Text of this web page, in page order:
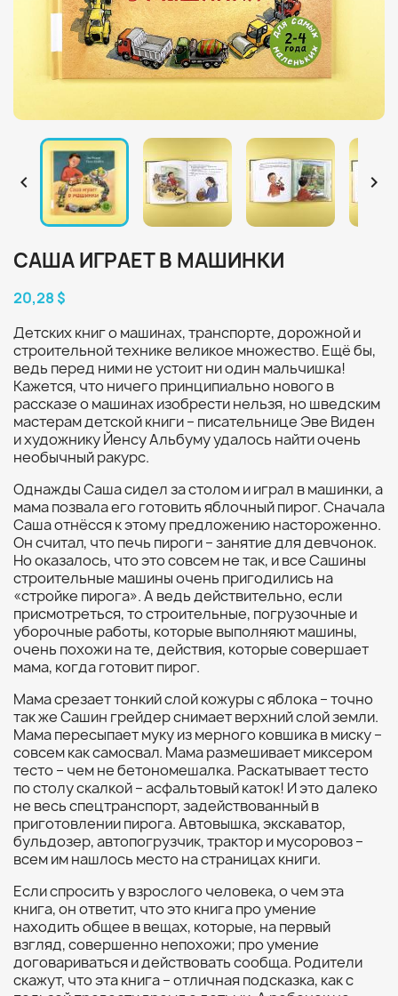
 
САША ИГРАЕТ В МАШИНКИ
20,28 $
Детских книг о машинах, транспорте, дорожной и
строительной технике великое множество. Ещё бы,
ведь перед ними не устоит ни один мальчишка!
Кажется, что ничего принципиально нового в
рассказе о машинах изобрести нельзя, но шведским
мастерам детской книги – писательнице Эве Виден
и художнику Йенсу Альбуму удалось найти очень
необычный ракурс.
Однажды Саша сидел за столом и играл в машинки, а
мама позвала его готовить яблочный пирог. Сначала
Саша отнёсся к этому предложению настороженно.
Он считал, что печь пироги – занятие для девчонок.
Но оказалось, что это совсем не так, и все Сашины
строительные машины очень пригодились на
«стройке пирога». А ведь действительно, если
присмотреться, то строительные, погрузочные и
уборочные работы, которые выполняют машины,
очень похожи на те, действия, которые совершает
мама, когда готовит пирог.
Мама срезает тонкий слой кожуры с яблока – точно
так же Сашин грейдер снимает верхний слой земли.
Мама пересыпает муку из мерного ковшика в миску –
совсем как самосвал. Мама размешивает миксером
тесто – чем не бетономешалка. Раскатывает тесто
по столу скалкой – асфальтовый каток! И это далеко
не весь спецтранспорт, задействованный в
приготовлении пирога. Автовышка, экскаватор,
бульдозер, автопогрузчик, трактор и мусоровоз –
всем им нашлось место на страницах книги.
Если спросить у взрослого человека, о чем эта
книга, он ответит, что это книга про умение
находить общее в вещах, которые, на первый
взгляд, совершенно непохожи; про умение
договариваться и действовать сообща. Родители
скажут, что эта книга – отличная подсказка, как с